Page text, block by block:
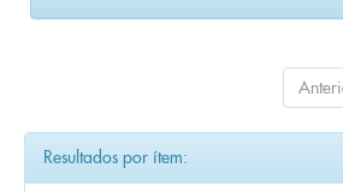
Resultados por ítem: